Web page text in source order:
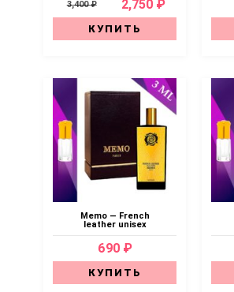
3,400 ₽ 2,750 ₽
КУПИТЬ
Memo — French
leather unisex
690 ₽
КУПИТЬ